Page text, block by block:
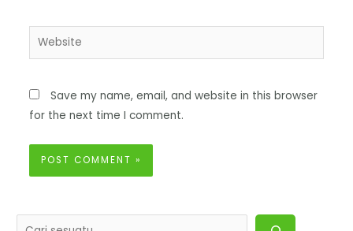
Save my name, email, and website in this browser
for the next time I comment.